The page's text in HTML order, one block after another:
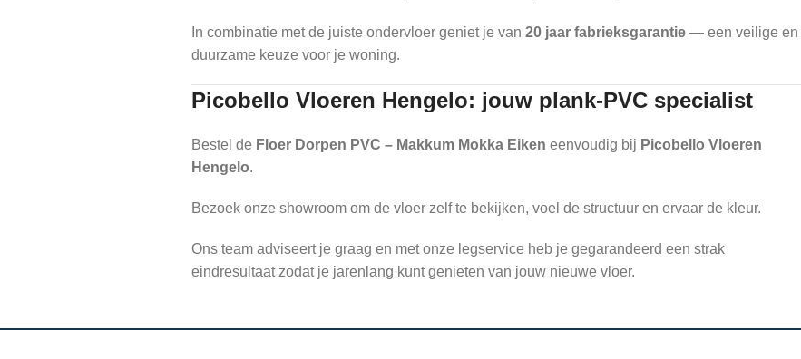
In combinatie met de juiste ondervloer geniet je van 20 jaar fabrieksgarantie — een veilige en
duurzame keuze voor je woning.
Picobello Vloeren Hengelo: jouw plank-PVC specialist
Bestel de Floer Dorpen PVC – Makkum Mokka Eiken eenvoudig bij Picobello Vloeren
Hengelo.
Bezoek onze showroom om de vloer zelf te bekijken, voel de structuur en ervaar de kleur.
Ons team adviseert je graag en met onze legservice heb je gegarandeerd een strak
eindresultaat zodat je jarenlang kunt genieten van jouw nieuwe vloer.